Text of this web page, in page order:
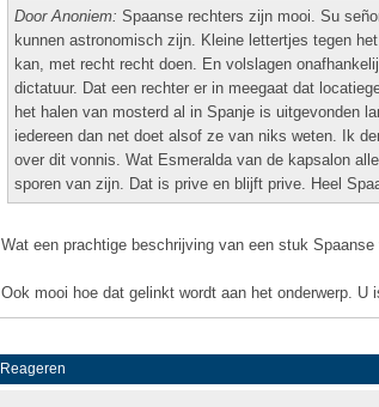
Door Anoniem: Spaanse rechters zijn mooi. Su
kunnen astronomisch zijn. Kleine lettertjes tegen
kan, met recht recht doen. En volslagen
dictatuur. Dat een rechter er in meegaat dat
het halen van mosterd al in Spanje is uitgevonden
iedereen dan net doet alsof ze van niks weten. Ik
over dit vonnis. Wat Esmeralda van de kapsalon
sporen van zijn. Dat is prive en blijft prive. Heel
Wat een prachtige beschrijving van een stuk Spaanse
Ook mooi hoe dat gelinkt wordt aan het onderwerp. U
Reageren